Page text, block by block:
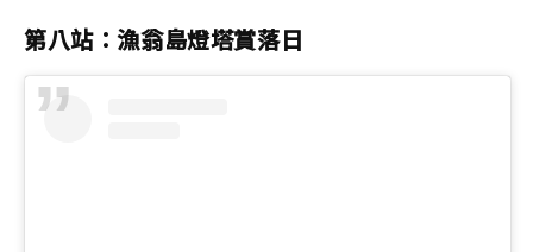
第八站：漁翁島燈塔賞落日